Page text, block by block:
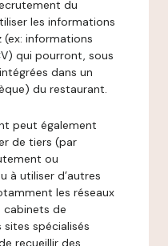
du
les informations
(ex: informations
qui pourront, sous
dans un
du restaurant.
peut également
de tiers (par
ou
à utiliser d’autres
les réseaux
cabinets de
spécialisés
recueillir des